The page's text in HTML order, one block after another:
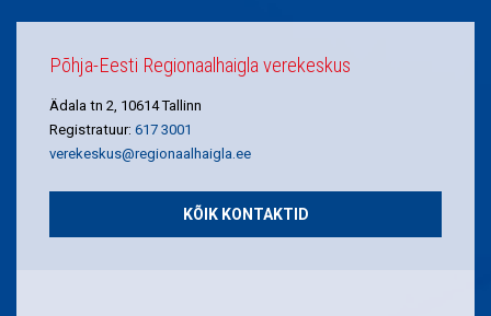
Põhja-Eesti Regionaalhaigla verekeskus
Ädala tn 2, 10614 Tallinn
Registratuur: 617 3001
verekeskus@regionaalhaigla.ee
KÕIK KONTAKTID